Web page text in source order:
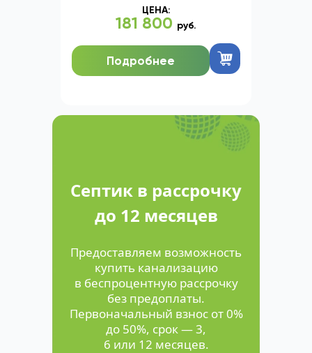
ЦЕНА:
181 800 руб.
Подробнее
Септик в рассрочку
до 12 месяцев
Предоставляем возможность
купить канализацию
в беспроцентную рассрочку
без предоплаты.
Первоначальный взнос от 0%
до 50%, срок — 3,
6 или 12 месяцев.